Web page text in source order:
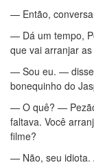
— Então,
— Dá um tempo,
que vai arranjar
— Sou eu. — disse
bonequinho do
— O quê? —
faltava. Você
filme?
— Não, seu idiota.